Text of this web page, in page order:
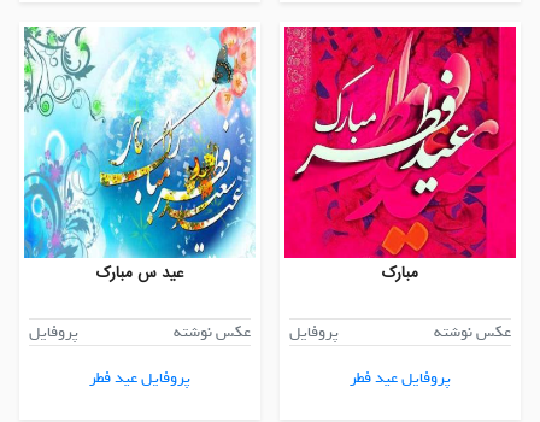
مبارک
عکس نوشته
پروفایل
پروفایل عید فطر
عید س مبارک
عکس نوشته
پروفایل
پروفایل عید فطر